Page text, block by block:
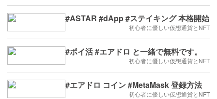
#ASTAR #dApp #ステイキング 本格開始
初心者に優しい仮想通貨とNFT
#ポイ活 #エアドロ と一緒で無料です。
初心者に優しい仮想通貨とNFT
#エアドロ コイン #MetaMask 登録方法
初心者に優しい仮想通貨とNFT